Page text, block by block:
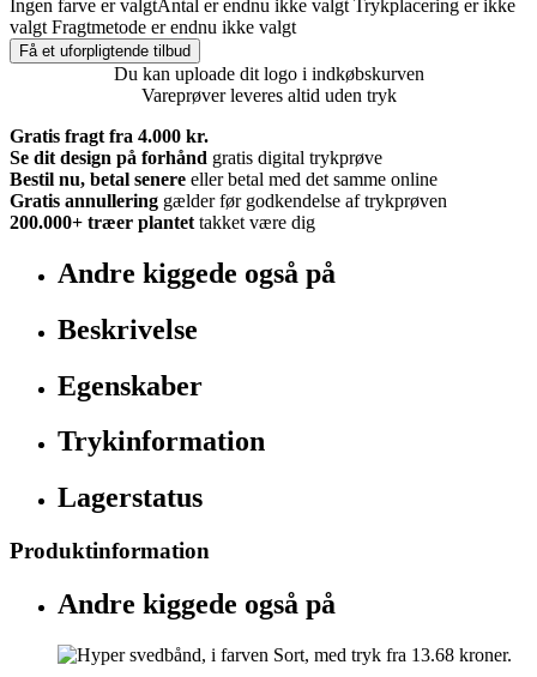
Ingen farve er valgtAntal er endnu ikke valgt Trykplacering er ikke
valgt Fragtmetode er endnu ikke valgt
Få et uforpligtende tilbud
Du kan uploade dit logo i indkøbskurven
Vareprøver leveres altid uden tryk
Gratis fragt fra 4.000 kr.
Se dit design på forhånd gratis digital trykprøve
Bestil nu, betal senere eller betal med det samme online
Gratis annullering gælder før godkendelse af trykprøven
200.000+ træer plantet takket være dig
Andre kiggede også på
Beskrivelse
Egenskaber
Trykinformation
Lagerstatus
Produktinformation
Andre kiggede også på